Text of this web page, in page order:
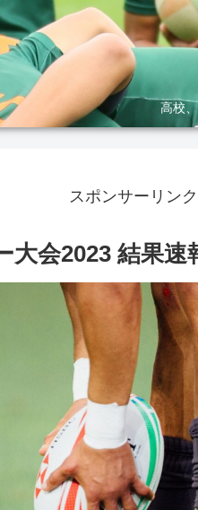
高校
スポンサーリンク
大会2023 結果